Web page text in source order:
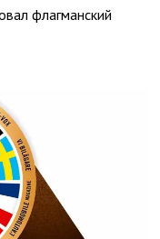
флагманский